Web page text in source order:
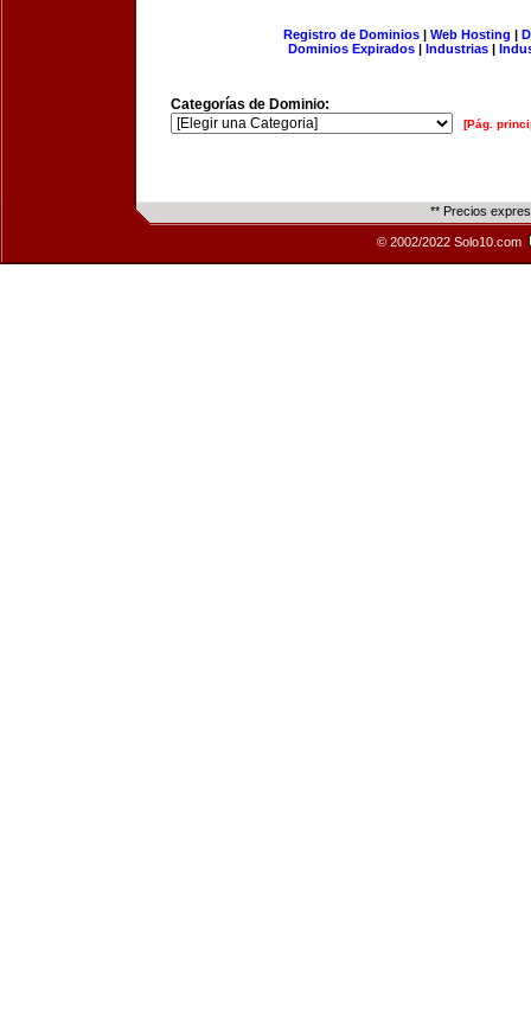
Registro de Dominios| Web Hosting |
Dominios Expirados | Industrias |
Categorías de Dominio:
[Pág.
** Precios
© 2002/2022 Solo10.com